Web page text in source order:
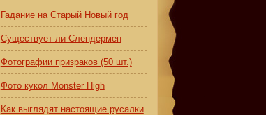
Гадание на Старый Новый год
Существует ли Слендермен
Фотографии призраков (50 шт.)
Фото кукол Monster High
Как выглядят настоящие русалки